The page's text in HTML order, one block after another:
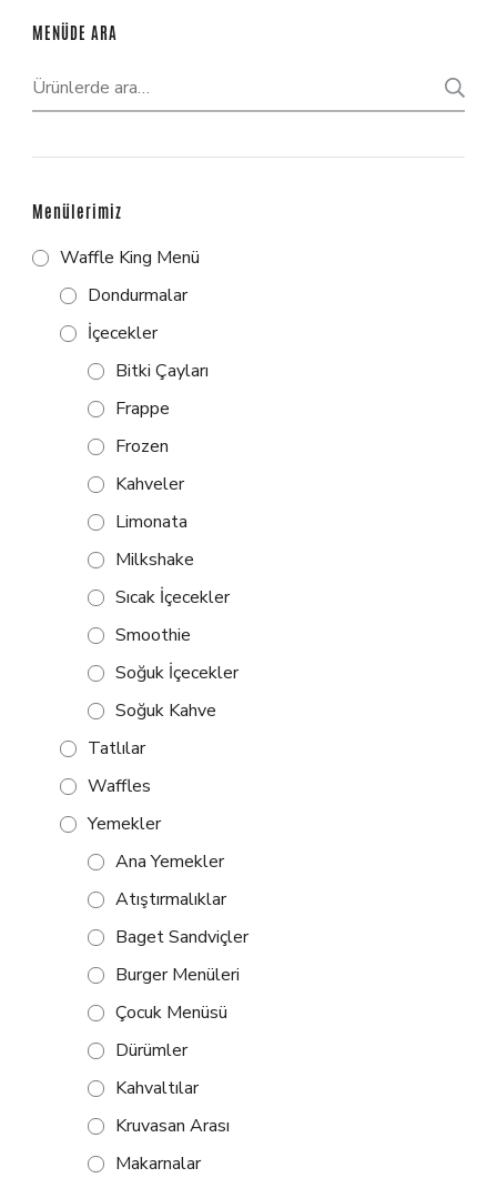
MENÜDE ARA
Menülerimiz
Waffle King Menü
Dondurmalar
İçecekler
Bitki Çayları
Frappe
Frozen
Kahveler
Limonata
Milkshake
Sıcak İçecekler
Smoothie
Soğuk İçecekler
Soğuk Kahve
Tatlılar
Waffles
Yemekler
Ana Yemekler
Atıştırmalıklar
Baget Sandviçler
Burger Menüleri
Çocuk Menüsü
Dürümler
Kahvaltılar
Kruvasan Arası
Makarnalar